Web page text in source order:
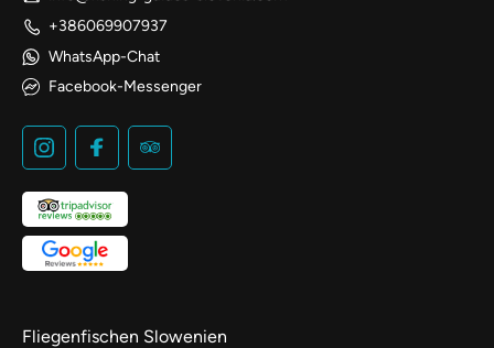
+386069907937
WhatsApp-Chat
Facebook-Messenger
Fliegenfischen Slowenien